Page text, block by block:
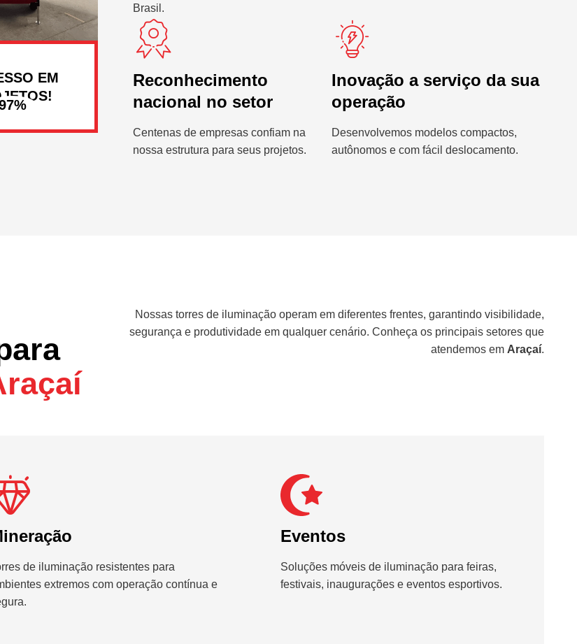
EM
Brasil.
Reconhecimento
nacional no setor
Centenas de empresas confiam na
nossa estrutura para seus projetos.
Inovação a serviço da sua
operação
Desenvolvemos modelos compactos,
autônomos e com fácil deslocamento.
Nossas torres de iluminação operam em diferentes frentes, garantindo visibilidade,
segurança e produtividade em qualquer cenário. Conheça os principais setores que
atendemos em Araçaí.
de iluminação resistentes para
extremos com operação contínua e
Eventos
Soluções móveis de iluminação para feiras,
festivais, inaugurações e eventos esportivos.